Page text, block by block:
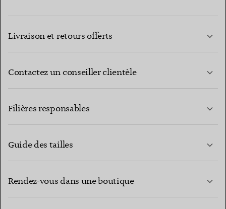
Livraison et retours offerts
Contactez un conseiller clientèle
Filières responsables
Guide des tailles
Rendez-vous dans une boutique